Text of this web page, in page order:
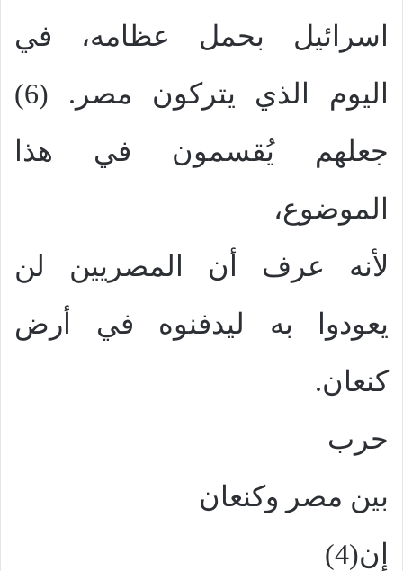
اسرائيل بحمل عظامه، في
اليوم الذي يتركون مصر. (6)
جعلهم يُقسمون في هذا
الموضوع،
لأنه عرف أن المصريين لن
يعودوا به ليدفنوه في أرض
كنعان.
حرب
بين مصر وكنعان
إن(4)